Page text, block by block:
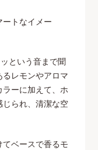
トなイメー
という音まで聞
レモンやアロマ
ーに加えて、ホ
られ、清潔な空
ベースで香るモ